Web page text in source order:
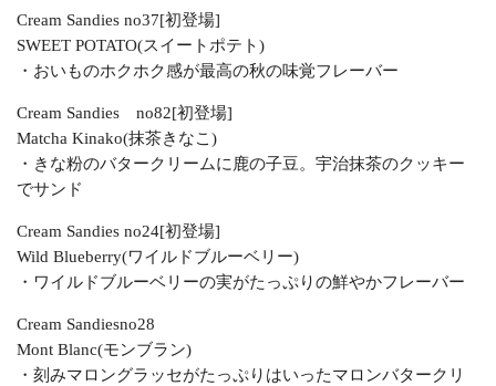
Cream Sandies no37[初登場]
SWEET POTATO(スイートポテト)
・おいものホクホク感が最高の秋の味覚フレーバー
Cream Sandies no82[初登場]
Matcha Kinako(抹茶きなこ)
・きな粉のバタークリームに鹿の子豆。宇治抹茶のクッキー
でサンド
Cream Sandies no24[初登場]
Wild Blueberry(ワイルドブルーベリー)
・ワイルドブルーベリーの実がたっぷりの鮮やかフレーバー
Cream Sandiesno28
Mont Blanc(モンブラン)
・刻みマロングラッセがたっぷりはいったマロンバタークリ